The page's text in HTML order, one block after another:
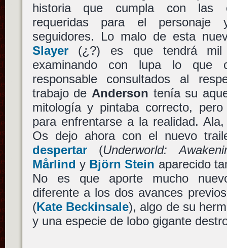
historia que cumpla con las
requeridas para el
seguidores. Lo malo de esta
Slayer(¿?) es que tendrá mil
examinando con lupa lo que
responsable consultados al
trabajo de Anderson tenía su
mitología y pintaba correcto,
para enfrentarse a la realidad.
Os dejo ahora con el nuevo
despertar(Underworld:
Mårlind y Björn Stein aparecido
No es que aporte mucho
diferente a los dos avances
(Kate Beckinsale), algo de su
y una especie de lobo gigante